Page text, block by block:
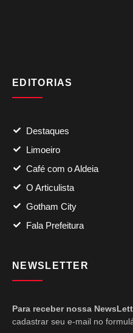
EDITORIAS
Destaques
Limoeiro
Café com o Aldeia
O Articulista
Gotham City
Fala Prefeitura
NEWSLETTER
Para receber nossa
cadastrar seu e-mail no